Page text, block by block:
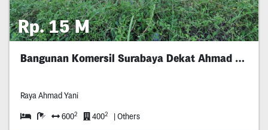
Rp. 15 M
Bangunan Komersil Surabaya Dekat Ahmad Yani
Raya Ahmad Yani
6002 4002 | Others